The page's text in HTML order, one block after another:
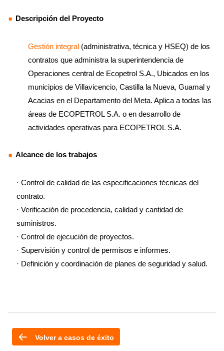
Descripción del Proyecto
Gestión integral (administrativa, técnica y HSEQ) de los
contratos que administra la superintendencia de
Operaciones central de Ecopetrol S.A., Ubicados en los
municipios de Villavicencio, Castilla la Nueva, Guamal y
Acacias en el Departamento del Meta. Aplica a todas las
áreas de ECOPETROL S.A. o en desarrollo de
actividades operativas para ECOPETROL S.A.
Alcance de los trabajos
· Control de calidad de las especificaciones técnicas del
contrato.
· Verificación de procedencia, calidad y cantidad de
suministros.
· Control de ejecución de proyectos.
· Supervisión y control de permisos e informes.
· Definición y coordinación de planes de seguridad y salud.
Volver a casos de éxito